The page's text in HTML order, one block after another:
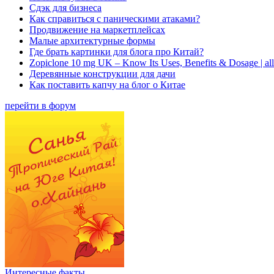
Сдэк для бизнеса
Как справиться с паническими атаками?
Продвижение на маркетплейсах
Малые архитектурные формы
Где брать картинки для блога про Китай?
Zopiclone 10 mg UK – Know Its Uses, Benefits & Dosage |
Деревянные конструкции для дачи
Как поставить капчу на блог о Китае
перейти в форум